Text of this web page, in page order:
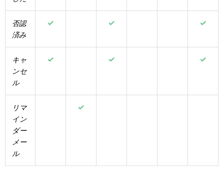
否認
済み
キャ
ンセ
ル
リマ
イン
ダー
メー
ル